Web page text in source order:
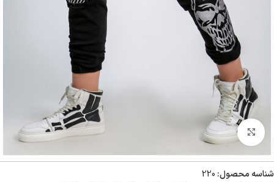
بزرگنمایی تصویر
شناسه محصول: 220